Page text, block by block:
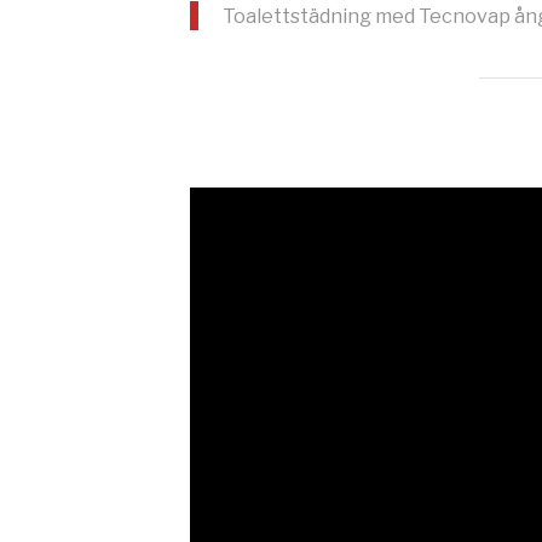
Toalettstädning med Tecnovap